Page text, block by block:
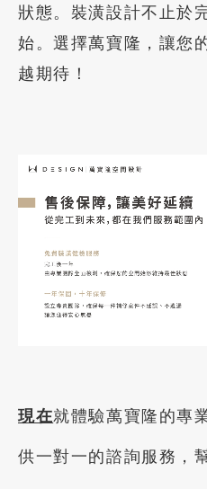
狀態。裝潢設計不止於
始。選擇萬寶隆，讓您
越期待！
現在就體驗萬寶隆的專
供一對一的諮詢服務，